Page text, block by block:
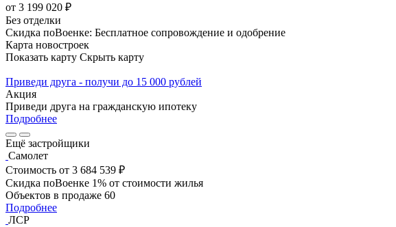
от 3 199 020 ₽
Без отделки
Скидка поВоенке: Бесплатное сопровождение и одобрение
Карта новостроек
Показать карту Скрыть карту
Приведи друга - получи до 15 000 рублей
Акция
Приведи друга на гражданскую ипотеку
Подробнее
Ещё застройщики
Самолет
Стоимость от 3 684 539 ₽
Скидка поВоенке 1% от стоимости жилья
Объектов в продаже 60
Подробнее
ЛСР